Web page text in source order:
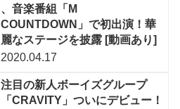
、音楽番組「M
COUNTDOWN」で初出演！華
麗なステージを披露 [動画あり]
2020.04.17
注目の新人ボーイズグループ
「CRAVITY」ついにデビュー！